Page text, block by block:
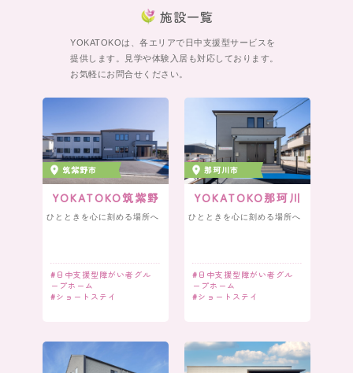
施設一覧
YOKATOKOは、各エリアで日中支援型サービスを
提供します。
見学や体験入居も対応しております。
お気軽にお問合せください。
筑紫野市
YOKATOKO筑紫野
ひとときを心に刻める場所へ
# 日中支援型障がい者グル
ープホーム
#ショートステイ
那珂川市
YOKATOKO那珂川
ひとときを心に刻める場所へ
# 日中支援型障がい者グル
ープホーム
#ショートステイ